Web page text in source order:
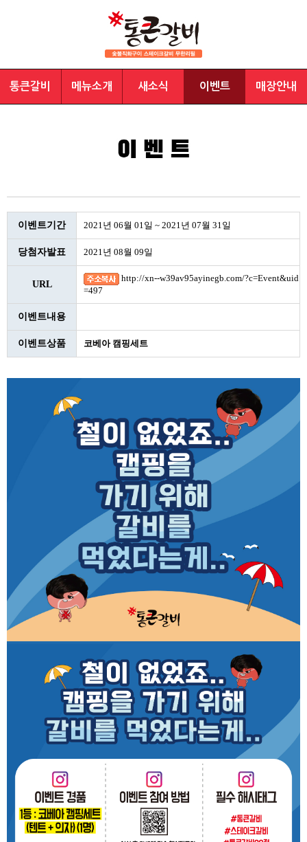
통큰갈비 메뉴소개 새소식 이벤트 매장안내
이벤트기간 2021년 06월 01일 ~ 2021년 07월 31일
당첨자발표 2021년 08월 09일
URL
http://xn--w39av95ayinegb.com/?c=Event&uid
=497
이벤트내용
이벤트상품 코베아 캠핑세트